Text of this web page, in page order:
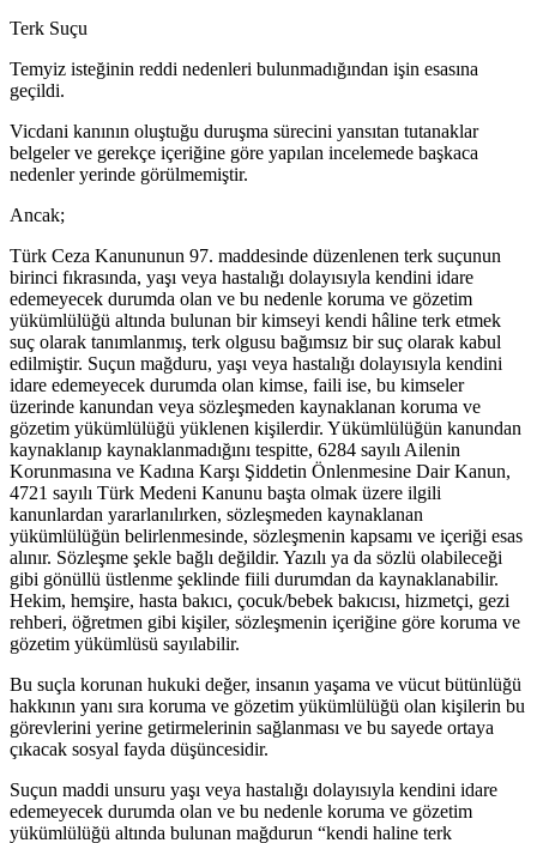
Terk Suçu
Temyiz isteğinin reddi nedenleri bulunmadığından işin esasına
geçildi.
Vicdani kanının oluştuğu duruşma sürecini yansıtan tutanaklar
belgeler ve gerekçe içeriğine göre yapılan incelemede başkaca
nedenler yerinde görülmemiştir.
Ancak;
Türk Ceza Kanununun 97. maddesinde düzenlenen terk suçunun
birinci fıkrasında, yaşı veya hastalığı dolayısıyla kendini idare
edemeyecek durumda olan ve bu nedenle koruma ve gözetim
yükümlülüğü altında bulunan bir kimseyi kendi hâline terk etmek
suç olarak tanımlanmış, terk olgusu bağımsız bir suç olarak kabul
edilmiştir. Suçun mağduru, yaşı veya hastalığı dolayısıyla kendini
idare edemeyecek durumda olan kimse, faili ise, bu kimseler
üzerinde kanundan veya sözleşmeden kaynaklanan koruma ve
gözetim yükümlülüğü yüklenen kişilerdir. Yükümlülüğün kanundan
kaynaklanıp kaynaklanmadığını tespitte, 6284 sayılı Ailenin
Korunmasına ve Kadına Karşı Şiddetin Önlenmesine Dair Kanun,
4721 sayılı Türk Medeni Kanunu başta olmak üzere ilgili
kanunlardan yararlanılırken, sözleşmeden kaynaklanan
yükümlülüğün belirlenmesinde, sözleşmenin kapsamı ve içeriği esas
alınır. Sözleşme şekle bağlı değildir. Yazılı ya da sözlü olabileceği
gibi gönüllü üstlenme şeklinde fiili durumdan da kaynaklanabilir.
Hekim, hemşire, hasta bakıcı, çocuk/bebek bakıcısı, hizmetçi, gezi
rehberi, öğretmen gibi kişiler, sözleşmenin içeriğine göre koruma ve
gözetim yükümlüsü sayılabilir.
Bu suçla korunan hukuki değer, insanın yaşama ve vücut bütünlüğü
hakkının yanı sıra koruma ve gözetim yükümlülüğü olan kişilerin bu
görevlerini yerine getirmelerinin sağlanması ve bu sayede ortaya
çıkacak sosyal fayda düşüncesidir.
Suçun maddi unsuru yaşı veya hastalığı dolayısıyla kendini idare
edemeyecek durumda olan ve bu nedenle koruma ve gözetim
yükümlülüğü altında bulunan mağdurun “kendi haline terk